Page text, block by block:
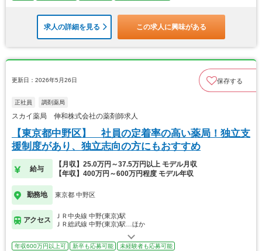
求人の詳細を見る この求人に興味がある
更新日：2026年5月26日 保存する
正社員 調剤薬局
スカイ薬局 伸和株式会社の薬剤師求人
【東京都中野区】 社員の定着率の高い薬局！独立支
援制度があり、独立志向の方にもおすすめ
給与
【月収】25.0万円～37.5万円以上 モデル月収
【年収】400万円～600万円程度 モデル年収
勤務地 東京都 中野区
アクセス
ＪＲ中央線 中野(東京)駅
ＪＲ総武線 中野(東京)駅…ほか
年収600万円以上可 新卒も応募可能 未経験者も応募可能